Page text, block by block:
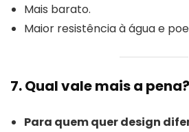
Mais barato.
Maior resistência à água e
7. Qual vale mais a pena?
Para quem quer design